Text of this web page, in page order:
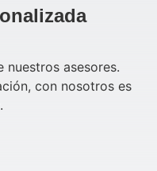
nuestros asesores.
con nosotros es